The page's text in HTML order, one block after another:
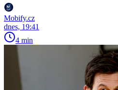
Mobify.cz
dnes, 19:41
4 min